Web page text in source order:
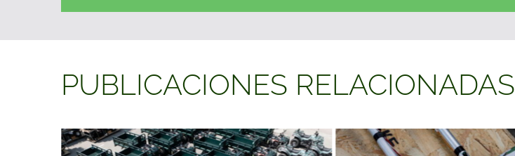
PUBLICACIONES RELACIONADAS